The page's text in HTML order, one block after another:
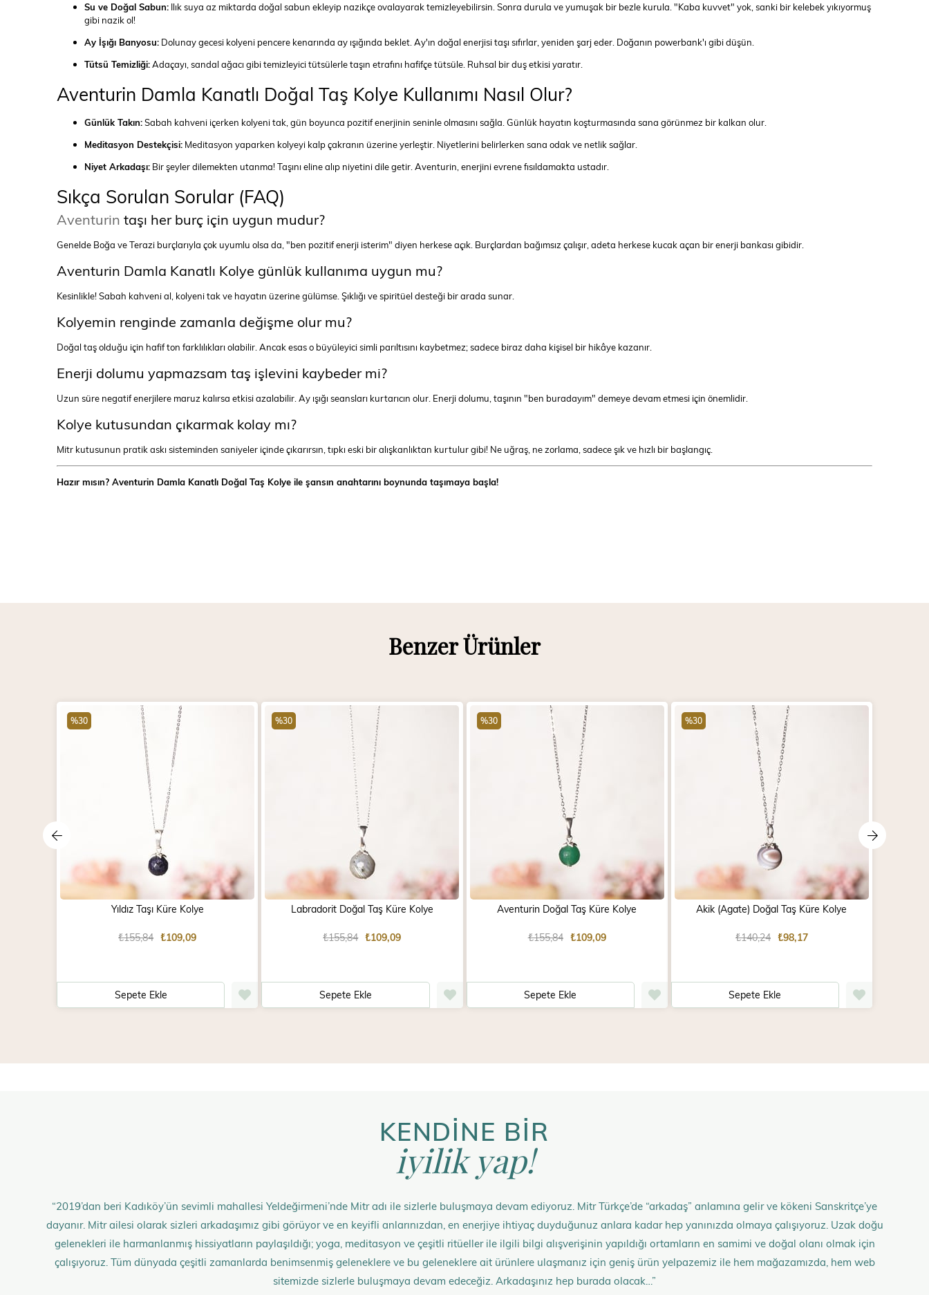
Su ve Doğal Sabun: Ilık suya az miktarda doğal sabun ekleyip nazikçe ovalayarak temizleyebilirsin. Sonra durula ve yumuşak bir bezle kurula. "Kaba kuvvet" yok, sanki bir kelebek yıkıyormuş
gibi nazik ol!
Ay İşığı Banyosu: Dolunay gecesi kolyeni pencere kenarında ay ışığında beklet. Ay'ın doğal enerjisi taşı sıfırlar, yeniden şarj eder. Doğanın powerbank'ı gibi düşün.
Tütsü Temizliği:Adaçayı, sandal ağacı gibi temizleyici tütsülerle taşın etrafını hafifçe tütsüle. Ruhsal bir duş etkisi yaratır.
Aventurin Damla Kanatlı Doğal Taş Kolye Kullanımı Nasıl Olur?
Günlük Takın:Sabah kahveni içerken kolyeni tak, gün boyunca pozitif enerjinin seninle olmasını sağla. Günlük hayatın koşturmasında sana görünmez bir kalkan olur.
Meditasyon Destekçisi: Meditasyon yaparken kolyeyi kalp çakranın üzerine yerleştir. Niyetlerini belirlerken sana odak ve netlik sağlar.
Niyet Arkadaşı: Bir şeyler dilemekten utanma! Taşını eline alıp niyetini dile getir. Aventurin, enerjini evrene fısıldamakta ustadır.
Sıkça Sorulan Sorular (FAQ)
Aventurin taşı her burç için uygun mudur?
Genelde Boğa ve Terazi burçlarıyla çok uyumlu olsa da, "ben pozitif enerji isterim" diyen herkese açık. Burçlardan bağımsız çalışır, adeta herkese kucak açan bir enerji bankası gibidir.
Aventurin Damla Kanatlı Kolye günlük kullanıma uygun mu?
Kesinlikle! Sabah kahveni al, kolyeni tak ve hayatın üzerine gülümse. Şıklığı ve spiritüel desteği bir arada sunar.
Kolyemin renginde zamanla değişme olur mu?
Doğal taş olduğu için hafif ton farklılıkları olabilir. Ancak esas o büyüleyici simli parıltısını kaybetmez; sadece biraz daha kişisel bir hikâye kazanır.
Enerji dolumu yapmazsam taş işlevini kaybeder mi?
Uzun süre negatif enerjilere maruz kalırsa etkisi azalabilir. Ay ışığı seansları kurtarıcın olur. Enerji dolumu, taşının "ben buradayım" demeye devam etmesi için önemlidir.
Kolye kutusundan çıkarmak kolay mı?
Mitr kutusunun pratik askı sisteminden saniyeler içinde çıkarırsın, tıpkı eski bir alışkanlıktan kurtulur gibi! Ne uğraş, ne zorlama, sadece şık ve hızlı bir başlangıç.
Hazır mısın? Aventurin Damla Kanatlı Doğal Taş Kolye ile şansın anahtarını boynunda taşımaya başla!
Benzer Ürünler
Yıldız Taşı Küre Kolye
₺109,09
₺155,84
Sepete Ekle
%30
Labradorit Doğal Taş Küre Kolye
₺109,09
₺155,84
Sepete Ekle
%30
Aventurin Doğal Taş Küre Kolye
₺109,09
₺155,84
Sepete Ekle
%30
Akik (Agate) Doğal Taş Küre Kolye
₺98,17
₺140,24
Sepete Ekle
%30
KENDİNE BİR
iyilik yap!
“2019’dan beri Kadıköy’ün sevimli mahallesi Yeldeğirmeni’nde Mitr adı ile sizlerle buluşmaya devam ediyoruz. Mitr Türkçe’de “arkadaş” anlamına gelir ve kökeni Sanskritçe’ye
dayanır. Mitr ailesi olarak sizleri arkadaşımız gibi görüyor ve en keyifli anlarınızdan, en enerjiye ihtiyaç duyduğunuz anlara kadar hep yanınızda olmaya çalışıyoruz. Uzak doğu
gelenekleri ile harmanlanmış hissiyatların paylaşıldığı; yoga, meditasyon ve çeşitli ritüeller ile ilgili bilgi alışverişinin yapıldığı ortamların en samimi ve doğal olanı olmak için
çalışıyoruz. Tüm dünyada çeşitli zamanlarda benimsenmiş geleneklere ve bu geleneklere ait ürünlere ulaşmanız için geniş ürün yelpazemiz ile hem mağazamızda, hem web
sitemizde sizlerle buluşmaya devam edeceğiz. Arkadaşınız hep burada olacak…”